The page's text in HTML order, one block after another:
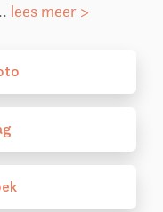
lees meer >